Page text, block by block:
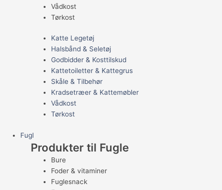
Vådkost
Tørkost
Katte Legetøj
Halsbånd & Seletøj
Godbidder & Kosttilskud
Kattetoiletter & Kattegrus
Skåle & Tilbehør
Kradsetræer & Kattemøbler
Vådkost
Tørkost
Fugl
Produkter til Fugle
Bure
Foder & vitaminer
Fuglesnack